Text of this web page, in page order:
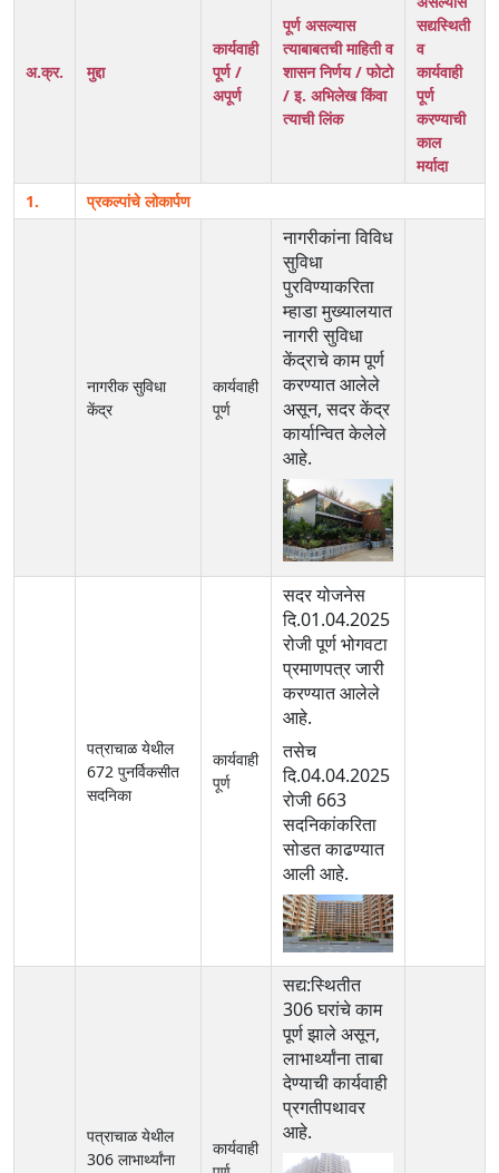
अ.क्र. मुद्दा
कार्यवाही
पूर्ण /
अपूर्ण
पूर्ण असल्यास
त्याबाबतची माहिती व
शासन निर्णय / फोटो
/ इ. अभिलेख किंवा
त्याची लिंक
सद्यस्थिती
व
कार्यवाही
पूर्ण
करण्याची
काल
मर्यादा
1.
प्रकल्पांचे लोकार्पण
नागरीक सुविधा
केंद्र
कार्यवाही
पूर्ण
नागरीकांना विविध
सुविधा
पुरविण्याकरिता
म्हाडा मुख्यालयात
नागरी सुविधा
केंद्राचे काम पूर्ण
करण्यात आलेले
असून, सदर केंद्र
कार्यान्वित केलेले
आहे.
पत्राचाळ येथील
672 पुनर्विकसीत
सदनिका
कार्यवाही
पूर्ण
सदर योजनेस
दि.01.04.2025
रोजी पूर्ण भोगवटा
प्रमाणपत्र जारी
करण्यात आलेले
आहे.
तसेच
दि.04.04.2025
रोजी 663
सदनिकांकरिता
सोडत काढण्यात
आली आहे.
पत्राचाळ येथील
306 लाभार्थ्यांना
कार्यवाही
सद्य:स्थितीत
306 घरांचे काम
पूर्ण झाले असून,
लाभार्थ्यांना ताबा
देण्याची कार्यवाही
प्रगतीपथावर
आहे.